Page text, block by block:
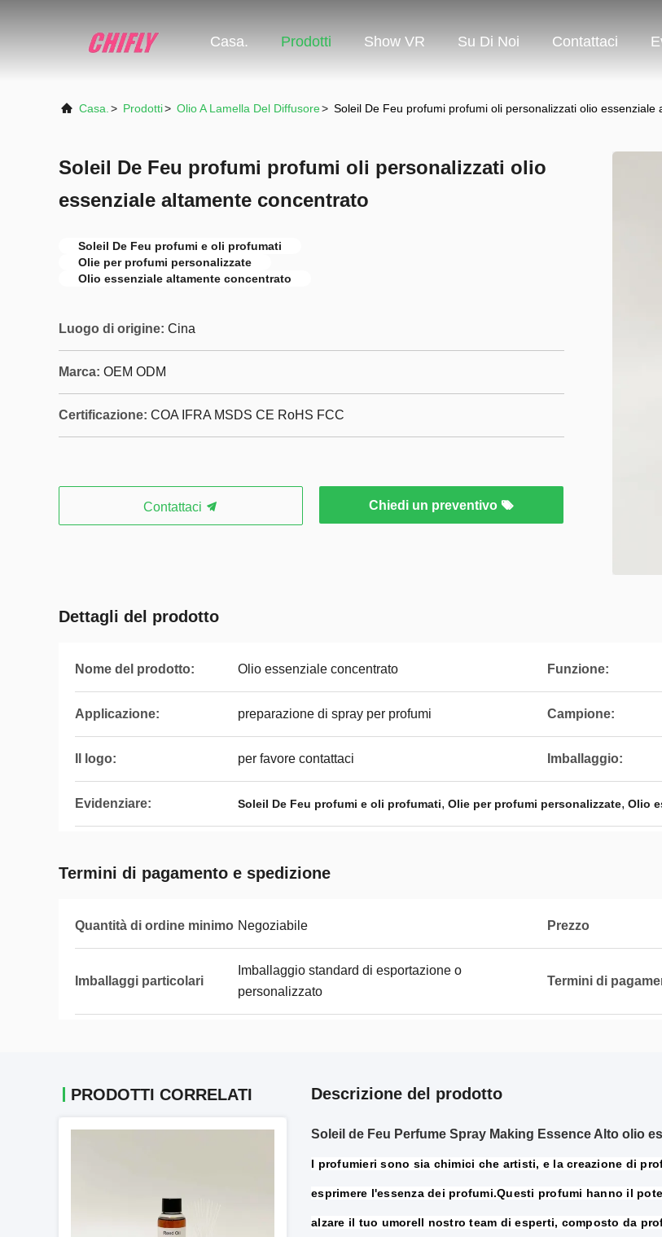
Casa. Prodotti Show VR Su Di Noi Contattaci
Casa. > Prodotti> Olio A Lamella Del Diffusore> Soleil De Feu profumi profumi oli personalizzati olio essenziale
Soleil De Feu profumi profumi oli personalizzati olio
essenziale altamente concentrato
Soleil De Feu profumi e oli profumati
Olie per profumi personalizzate
Olio essenziale altamente concentrato
Luogo di origine: Cina
Marca: OEM ODM
Certificazione: COA IFRA MSDS CE RoHS FCC
Contattaci Chiedi un preventivo
Dettagli del prodotto
Nome del prodotto: Olio essenziale concentrato Funzione:
Applicazione: preparazione di spray per profumi Campione:
Il logo: per favore contattaci Imballaggio:
Evidenziare: Soleil De Feu profumi e oli profumati, Olie per profumi personalizzate, Olio
Termini di pagamento e spedizione
Quantità di ordine minimo Negoziabile Prezzo
Imballaggi particolari
Imballaggio standard di esportazione o
personalizzato
Termini di
PRODOTTI CORRELATI Descrizione del prodotto
Soleil de Feu Perfume Spray Making Essence Alto olio
I profumieri sono sia chimici che artisti, e la creazione di
esprimere l'essenza dei profumi.Questi profumi hanno il
alzare il tuo umoreIl nostro team di esperti, composto da